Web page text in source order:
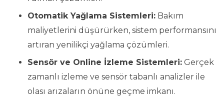
Otomatik Yağlama Sistemleri: Bakım
maliyetlerini düşürürken, sistem performansını
artıran yenilikçi yağlama çözümleri.
Sensör ve Online İzleme Sistemleri: Gerçek
zamanlı izleme ve sensör tabanlı analizler ile
olası arızaların önüne geçme imkanı.